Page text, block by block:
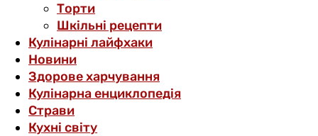
Торти
Шкільні рецепти
Кулінарні лайфхаки
Новини
Здорове харчування
Кулінарна енциклопедія
Страви
Кухні світу